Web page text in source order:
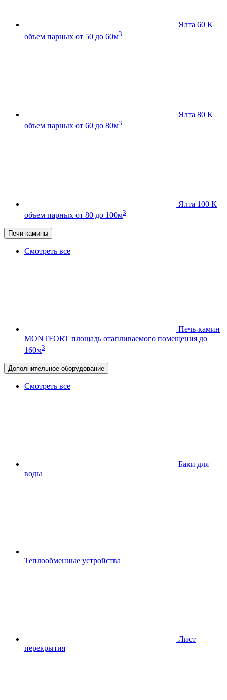
Ялта 60 К
объем парных от 50 до 60м3
Ялта 80 К
объем парных от 60 до 80м3
Ялта 100 К
объем парных от 80 до 100м3
Печи-камины
Смотреть все
Печь-камин
MONTFORT площадь отапливаемого помещения до
160м3
Дополнительное оборудование
Смотреть все
Баки для
воды
Теплообменные устройства
Лист
перекрытия